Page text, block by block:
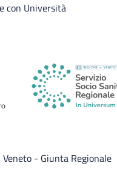
con Università
Veneto - Giunta Regionale